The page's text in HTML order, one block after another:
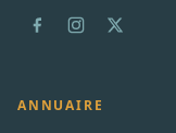
ANNUAIRE